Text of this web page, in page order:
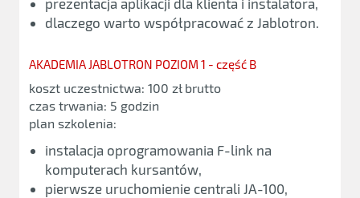
prezentacja aplikacji dla klienta i instalatora,
dlaczego warto współpracować z Jablotron.
AKADEMIA JABLOTRON POZIOM 1 - część B
koszt uczestnictwa: 100 zł brutto
czas trwania: 5 godzin
plan szkolenia:
instalacja oprogramowania F-link na
komputerach kursantów,
pierwsze uruchomienie centrali JA-100,